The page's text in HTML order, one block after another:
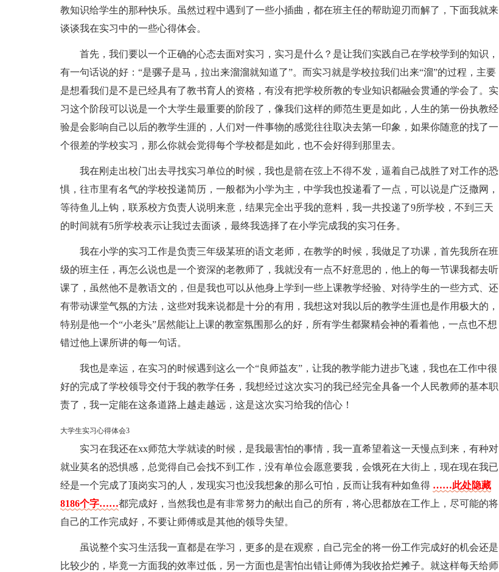
教知识给学生的那种快乐。虽然过程中遇到了一些小插曲，都在班主任的帮助迎刃而解了，下面我就来
谈谈我在实习中的一些心得体会。
首先，我们要以一个正确的心态去面对实习，实习是什么？是让我们实践自己在学校学到的知识，
有一句话说的好：“是骡子是马，拉出来溜溜就知道了”。而实习就是学校拉我们出来“溜”的过程，主要
是想看我们是不是已经具有了教书育人的资格，有没有把学校所教的专业知识都融会贯通的学会了。实
习这个阶段可以说是一个大学生最重要的阶段了，像我们这样的师范生更是如此，人生的第一份执教经
验是会影响自己以后的教学生涯的，人们对一件事物的感觉往往取决去第一印象，如果你随意的找了一
个很差的学校实习，那么你就会觉得每个学校都是如此，也不会好得到那里去。
我在刚走出校门出去寻找实习单位的时候，我也是箭在弦上不得不发，逼着自己战胜了对工作的恐
惧，往市里有名气的学校投递简历，一般都为小学为主，中学我也投递看了一点，可以说是广泛撒网，
等待鱼儿上钩，联系校方负责人说明来意，结果完全出乎我的意料，我一共投递了9所学校，不到三天
的时间就有5所学校表示让我过去面谈，最终我选择了在小学完成我的实习任务。
我在小学的实习工作是负责三年级某班的语文老师，在教学的时候，我做足了功课，首先我所在班
级的班主任，再怎么说也是一个资深的老教师了，我就没有一点不好意思的，他上的每一节课我都去听
课了，虽然他不是教语文的，但是我也可以从他身上学到一些上课教学经验、对待学生的一些方式、还
有带动课堂气氛的方法，这些对我来说都是十分的有用，我想这对我以后的教学生涯也是作用极大的，
特别是他一个“小老头”居然能让上课的教室氛围那么的好，所有学生都聚精会神的看着他，一点也不想
错过他上课所讲的每一句话。
我也是幸运，在实习的时候遇到这么一个“良师益友”，让我的教学能力进步飞速，我也在工作中很
好的完成了学校领导交付于我的教学任务，我想经过这次实习的我已经完全具备一个人民教师的基本职
责了，我一定能在这条道路上越走越远，这是这次实习给我的信心！
大学生实习心得体会3
实习在我还在xx师范大学就读的时候，是我最害怕的事情，我一直希望着这一天慢点到来，有种对
就业莫名的恐惧感，总觉得自己会找不到工作，没有单位会愿意要我，会饿死在大街上，现在现在我已
经是一个完成了顶岗实习的人，发现实习也没我想象的那么可怕，反而让我有种如鱼得 ……此处隐藏
8186个字……都完成好，当然我也是有非常努力的献出自己的所有，将心思都放在工作上，尽可能的将
自己的工作完成好，不要让师傅或是其他的领导失望。
虽说整个实习生活我一直都是在学习，更多的是在观察，自己完全的将一份工作完成好的机会还是
比较少的，毕竟一方面我的效率过低，另一方面也是害怕出错让师傅为我收拾烂摊子。就这样每天给师